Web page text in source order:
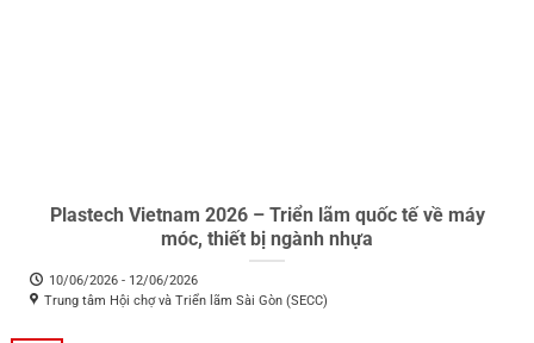
Plastech Vietnam 2026 – Triển lãm quốc tế về máy
móc, thiết bị ngành nhựa
10/06/2026 - 12/06/2026
Trung tâm Hội chợ và Triển lãm Sài Gòn (SECC)